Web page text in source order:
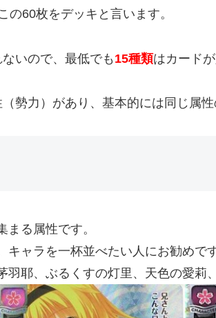
の60枚をデッキと言います。
いので、最低でも 15種類はカード
勢力）があり、基本的には同じ属
る属性です。
ャラを一杯並べたい人にお勧めです
耶、ぶるくすの灯里、天色の愛莉